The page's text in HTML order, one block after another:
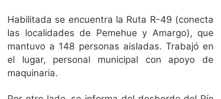
Habilitada se encuentra la Ruta R-49 (conecta
las localidades de Pemehue y Amargo), que
mantuvo a 148 personas aisladas. Trabajó en
el lugar, personal municipal con apoyo de
maquinaria.